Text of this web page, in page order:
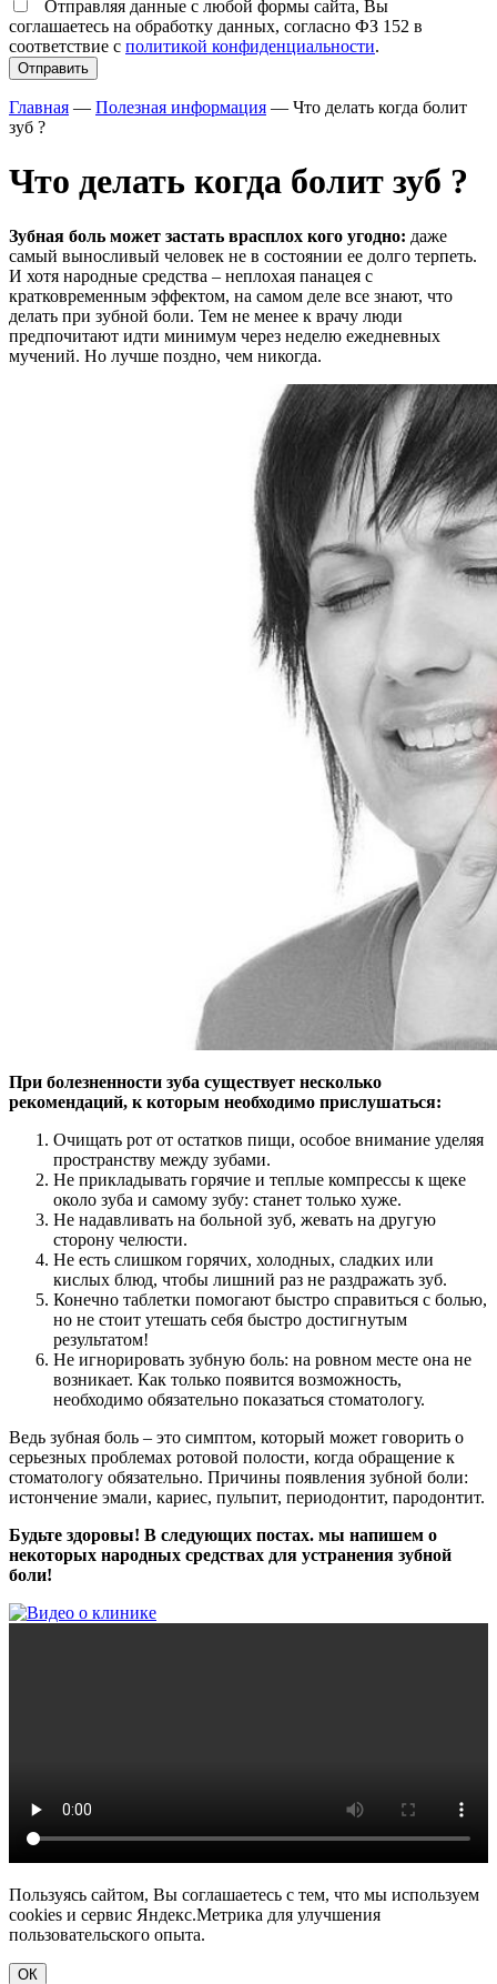
Отправляя данные с любой формы сайта, Вы
соглашаетесь на обработку данных, согласно ФЗ 152 в
соответствие с политикой конфиденциальности.
Главная — Полезная информация — Что делать когда болит
зуб ?
Что делать когда болит зуб ?
Зубная боль может застать врасплох кого угодно: даже
самый выносливый человек не в состоянии ее долго терпеть.
И хотя народные средства – неплохая панацея с
кратковременным эффектом, на самом деле все знают, что
делать при зубной боли. Тем не менее к врачу люди
предпочитают идти минимум через неделю ежедневных
мучений. Но лучше поздно, чем никогда.
При болезненности зуба существует несколько
рекомендаций, к которым необходимо прислушаться:
Очищать рот от остатков пищи, особое внимание уделяя
пространству между зубами.
Не прикладывать горячие и теплые компрессы к щеке
около зуба и самому зубу: станет только хуже.
Не надавливать на больной зуб, жевать на другую
сторону челюсти.
Не есть слишком горячих, холодных, сладких или
кислых блюд, чтобы лишний раз не раздражать зуб.
Конечно таблетки помогают быстро справиться с болью,
но не стоит утешать себя быстро достигнутым
результатом!
Не игнорировать зубную боль: на ровном месте она не
возникает. Как только появится возможность,
необходимо обязательно показаться стоматологу.
Ведь зубная боль – это симптом, который может говорить о
серьезных проблемах ротовой полости, когда обращение к
стоматологу обязательно. Причины появления зубной боли:
истончение эмали, кариес, пульпит, периодонтит, пародонтит.
Будьте здоровы! В следующих постах. мы напишем о
некоторых народных средствах для устранения зубной
боли!
Пользуясь сайтом, Вы соглашаетесь с тем, что мы используем
cookies и сервис Яндекс.Метрика для улучшения
пользовательского опыта.
ОК